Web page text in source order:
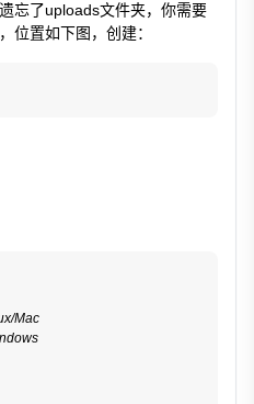
忘了uploads文件夹，你需要
位置如下图，创建：
Mac